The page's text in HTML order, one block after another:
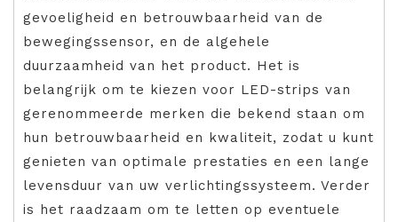
gevoeligheid en betrouwbaarheid van de
bewegingssensor, en de algehele
duurzaamheid van het product. Het is
belangrijk om te kiezen voor LED-strips van
gerenommeerde merken die bekend staan om
hun betrouwbaarheid en kwaliteit, zodat u kunt
genieten van optimale prestaties en een lange
levensduur van uw verlichtingssysteem. Verder
is het raadzaam om te letten op eventuele